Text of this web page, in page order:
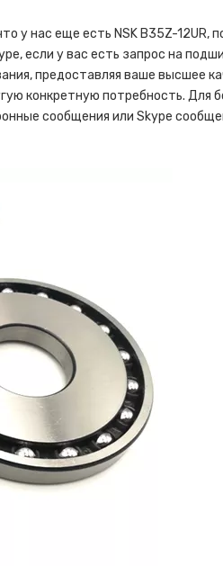
у нас еще есть NSK B35Z-12UR,
если у вас есть запрос на
предоставляя ваше высшее
конкретную потребность. Для
сообщения или Skype